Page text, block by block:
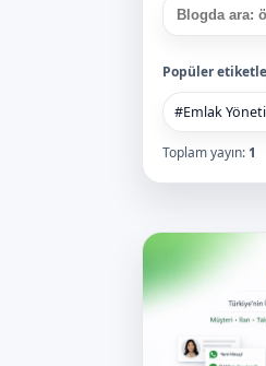
Popüler
#Emlak
Toplam yayın: 1